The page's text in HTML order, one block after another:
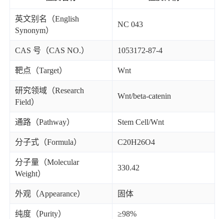
英文别名（English
Synonym）
NC 043
CAS 号（CAS NO.） 1053172-87-4
靶点（Target） Wnt
研究领域（Research
Field）
Wnt/beta-catenin
通路（Pathway） Stem Cell/Wnt
分子式（Formula） C20H26O4
分子量（Molecular
Weight）
330.42
外观（Appearance） 固体
纯度（Purity） ≥98%